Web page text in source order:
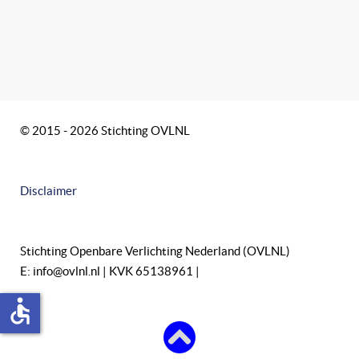
© 2015 - 2026 Stichting OVLNL
Disclaimer
Stichting Openbare Verlichting Nederland (OVLNL)
E: info@ovlnl.nl | KVK 65138961 |
accessible